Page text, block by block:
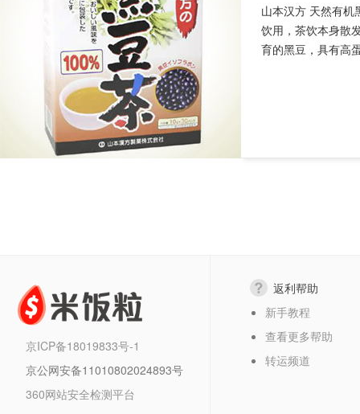
山本汉方 天然有机
饮用，茶饮本身散
育的黑豆，具有高
京ICP备18019833号-1
京公网安备11010802024893号
360网站安全检测平台
返利帮助
新手教程
查看更多帮助
转运频道